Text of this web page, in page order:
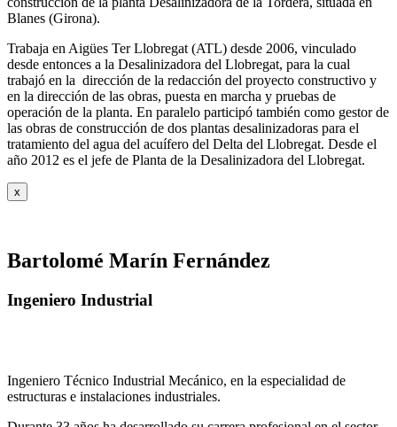
Blanes (Girona).
Trabaja en Aigües Ter Llobregat (ATL) desde 2006, vinculado
desde entonces a la Desalinizadora del Llobregat, para la cual
trabajó en la dirección de la redacción del proyecto constructivo y
en la dirección de las obras, puesta en marcha y pruebas de
operación de la planta. En paralelo participó también como gestor de
las obras de construcción de dos plantas desalinizadoras para el
tratamiento del agua del acuífero del Delta del Llobregat. Desde el
año 2012 es el jefe de Planta de la Desalinizadora del Llobregat.
x
Bartolomé Marín Fernández
Ingeniero Industrial
Ingeniero Técnico Industrial Mecánico, en la especialidad de
estructuras e instalaciones industriales.